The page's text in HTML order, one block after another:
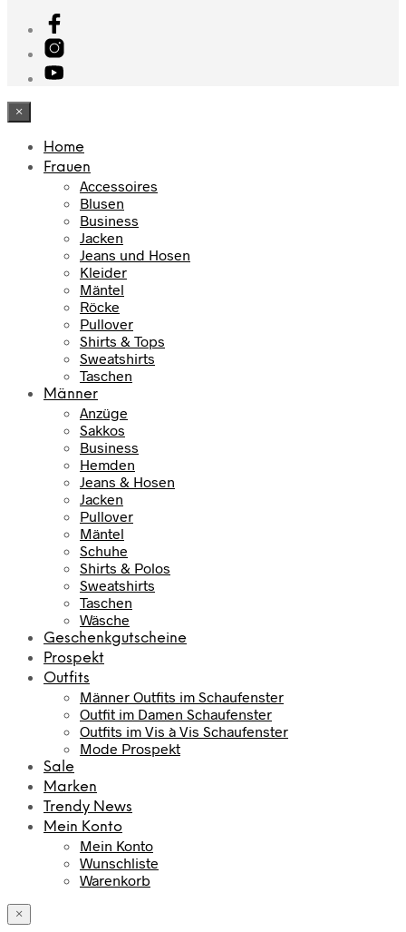
×
Home
Frauen
Accessoires
Blusen
Business
Jacken
Jeans und Hosen
Kleider
Mäntel
Röcke
Pullover
Shirts & Tops
Sweatshirts
Taschen
Männer
Anzüge
Sakkos
Business
Hemden
Jeans & Hosen
Jacken
Pullover
Mäntel
Schuhe
Shirts & Polos
Sweatshirts
Taschen
Wäsche
Geschenkgutscheine
Prospekt
Outfits
Männer Outfits im Schaufenster
Outfit im Damen Schaufenster
Outfits im Vis à Vis Schaufenster
Mode Prospekt
Sale
Marken
Trendy News
Mein Konto
Mein Konto
Wunschliste
Warenkorb
×